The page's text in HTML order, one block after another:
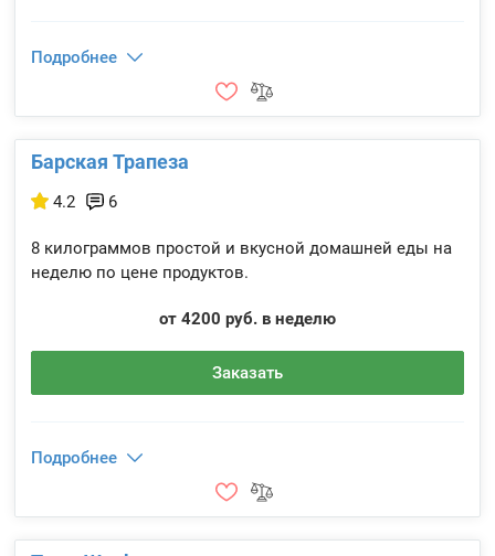
Подробнее
Барская Трапеза
4.2 6
8 килограммов простой и вкусной домашней еды на
неделю по цене продуктов.
от 4200 руб. в неделю
Заказать
Подробнее